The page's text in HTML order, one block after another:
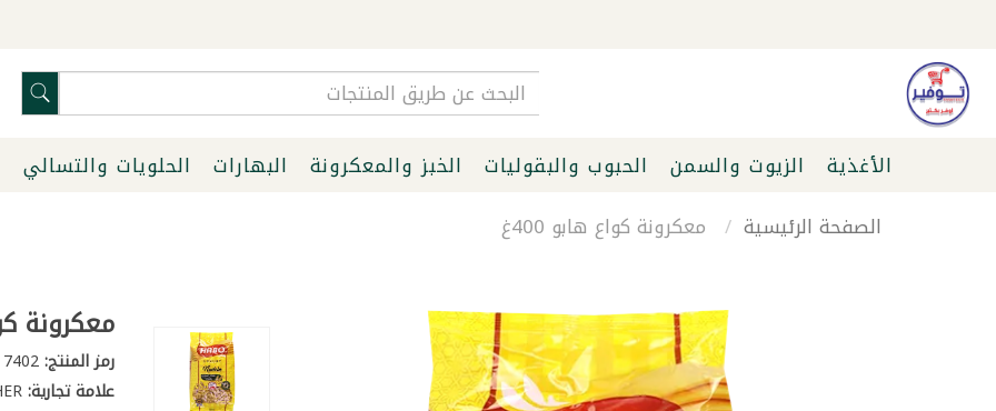
الأغذية الزيوت والسمن الحبوب والبقوليات الخبز والمعكرونة البهارات الحلويات والتسالي
الصفحة الرئيسية
معكرونة كواع هابو 400غ
معكرونة
رمز المنتج:7402
علامة تجارية:OTHER